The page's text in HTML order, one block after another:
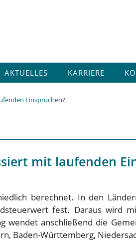
AKTUELLES KARRIERE
Einsprüchen?
mit laufenden
berechnet. In den
fest. Daraus wird
wendet anschließend die
Baden-Württemberg,